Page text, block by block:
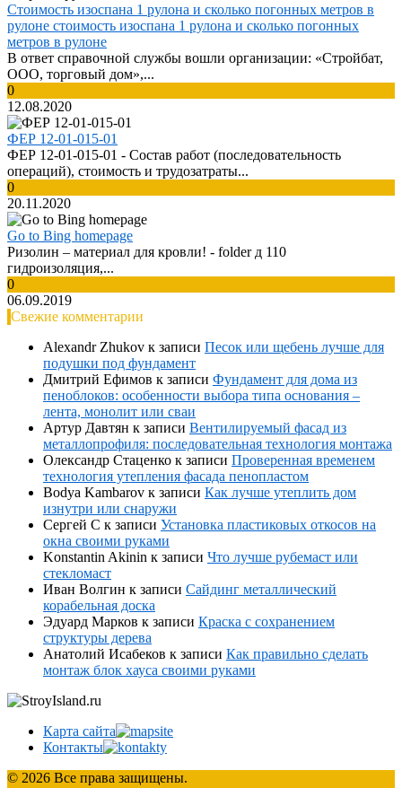
Стоимость изоспана 1 рулона и сколько погонных метров в
рулоне стоимость изоспана 1 рулона и сколько погонных
метров в рулоне
В ответ справочной службы вошли организации: «Стройбат,
ООО, торговый дом»,...
0
12.08.2020
ФЕР 12-01-015-01
ФЕР 12-01-015-01 - Cостав работ (последовательность
операций), стоимость и трудозатраты...
0
20.11.2020
Go to Bing homepage
Ризолин – материал для кровли! - folder д 110
гидроизоляция,...
0
06.09.2019
Свежие комментарии
Alexandr Zhukov к записи Песок или щебень лучше для
подушки под фундамент
Дмитрий Ефимов к записи Фундамент для дома из
пеноблоков: особенности выбора типа основания –
лента, монолит или сваи
Артур Давтян к записи Вентилируемый фасад из
металлопрофиля: последовательная технология монтажа
Олександр Стаценко к записи Проверенная временем
технология утепления фасада пенопластом
Bodya Kambarov к записи Как лучше утеплить дом
изнутри или снаружи
Сергей С к записи Установка пластиковых откосов на
окна своими руками
Konstantin Akinin к записи Что лучше рубемаст или
стекломаст
Иван Волгин к записи Сайдинг металлический
корабельная доска
Эдуард Марков к записи Краска с сохранением
структуры дерева
Анатолий Исабеков к записи Как правильно сделать
монтаж блок хауса своими руками
Карта сайта
Контакты
© 2026 Все права защищены.